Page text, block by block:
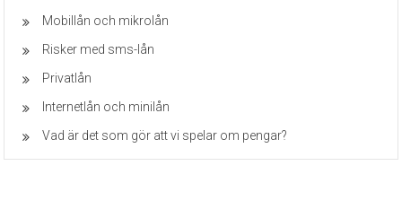
Mobillån och mikrolån
Risker med sms-lån
Privatlån
Internetlån och minilån
Vad är det som gör att vi spelar om pengar?